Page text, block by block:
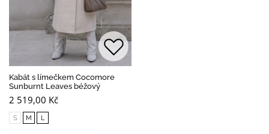
Kabát s límečkem Cocomore
Sunburnt Leaves béžový
2 519,00 Kč
S M L